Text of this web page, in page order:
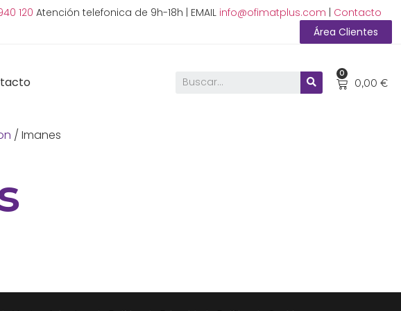
120 Atención telefonica de 9h-18h | EMAIL info@ofimatplus.com
Contacto
Área Clientes
0,00 €
0
/ Imanes